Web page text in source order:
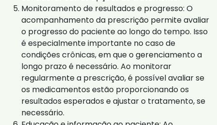
Monitoramento de resultados e progresso: O
acompanhamento da prescrição permite avaliar
o progresso do paciente ao longo do tempo. Isso
é especialmente importante no caso de
condições crônicas, em que o gerenciamento a
longo prazo é necessário. Ao monitorar
regularmente a prescrição, é possível avaliar se
os medicamentos estão proporcionando os
resultados esperados e ajustar o tratamento, se
necessário.